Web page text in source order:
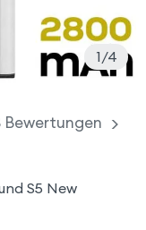
1 4
Bewertungen
S5 New